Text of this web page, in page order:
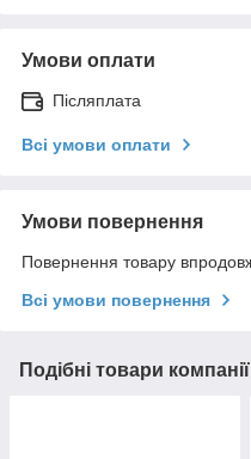
Умови оплати
Післяплата
Всі умови оплати
Умови повернення
Повернення товару
Всі умови повернення
Подібні товари компанії